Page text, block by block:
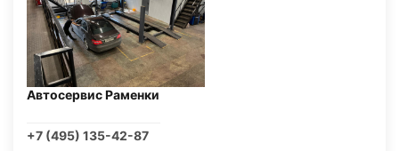
Автосервис Раменки
+7 (495) 135-42-87